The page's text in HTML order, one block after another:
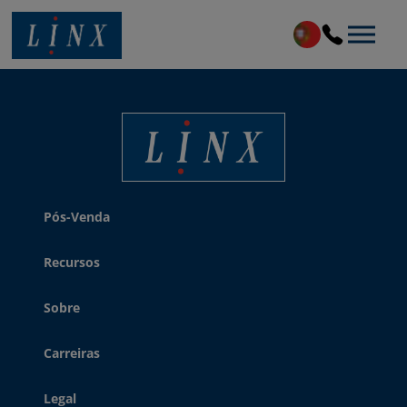
Linx Printing Technologies
Pós-Venda
Recursos
Sobre
Carreiras
Legal